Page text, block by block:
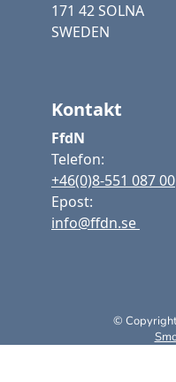
171 42 SOLNA
SWEDEN
Kontakt
FfdN
Telefon:
+46(0)8-551 087 00
Epost:
info@ffdn.se
©